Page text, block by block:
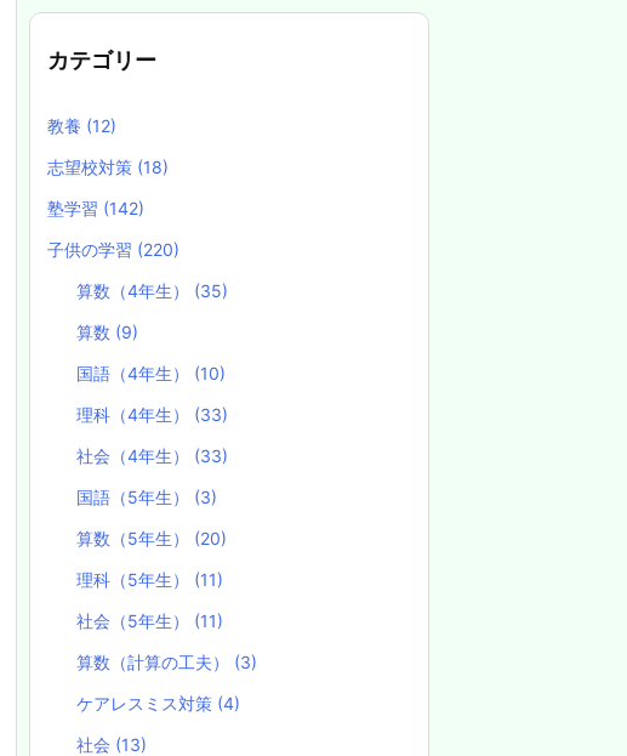
カテゴリー
教養 (12)
志望校対策 (18)
塾学習 (142)
子供の学習 (220)
算数（4年生） (35)
算数 (9)
国語（4年生） (10)
理科（4年生） (33)
社会（4年生） (33)
国語（5年生） (3)
算数（5年生） (20)
理科（5年生） (11)
社会（5年生） (11)
算数（計算の工夫） (3)
ケアレスミス対策 (4)
社会 (13)